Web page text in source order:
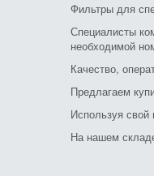
Фильтры для
Специалисты
необходимой
Качество,
Предлагаем
Используя
На нашем